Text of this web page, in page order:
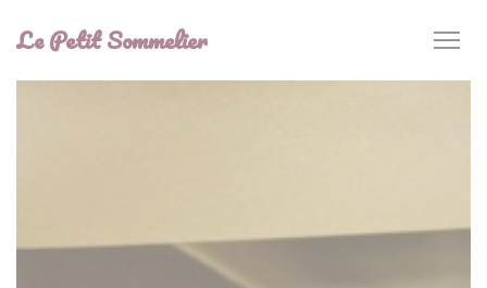
Le Petit Sommelier